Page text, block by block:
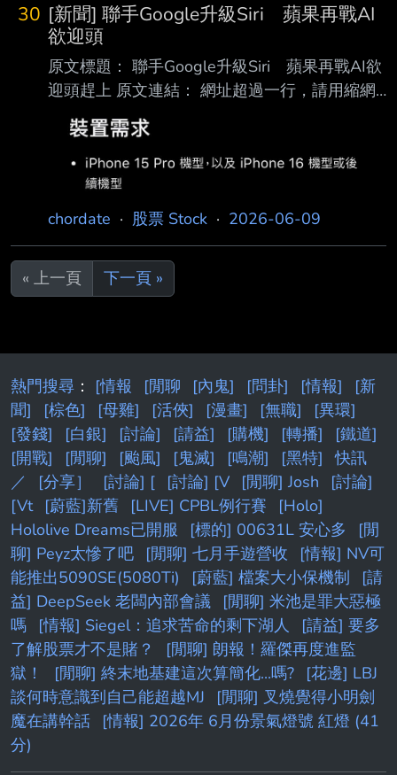
30 [新聞] 聯手Google升級Siri 蘋果再戰AI
欲迎頭
原文標題： 聯手Google升級Siri 蘋果再戰AI欲
迎頭趕上 原文連結： 網址超過一行，請用縮網
址，連結不能點擊者板規 1-2-2 處分。
https://www.cna.com.tw/news/ait/2026060900
25.aspx 發布時間： 請勿張貼超過3天新聞
2026/6/9 08:50（6/9 13:02 更新） 記者署名：
（中央社舊金山8日綜合外電報導）蘋果公司
（Apple）今天公布iPhone的人工智慧（AI） 全
面翻新計畫，在公司首次嘗試受挫兩年後，轉
向。 法新社報導，這場發表
chordate · 股票 Stock · 2026-06-09
« 上一頁 下一頁 »
熱門搜尋 ： [情報 [閒聊 [內鬼] [問卦] [情報]
[新
聞]
[棕色] [母雞] [活俠] [漫畫] [無職]
[異環]
[發錢]
[白銀] [討論] [請益] [購機] [轉播]
[鐵道]
[開戰]
[閒聊] [颱風] [鬼滅] [鳴潮] [黑特]
快訊
／
[分享］ [討論] [ [討論] [V [閒聊] Josh
[討論]
[Vt
[蔚藍]新舊 [LIVE] CPBL例行賽
[Holo]
Hololive Dreams已開服
[標的] 00631L 安心多
[閒
聊] Peyz太慘了吧
[閒聊] 七月手遊營收
[情報] NV可
能推出5090SE(5080Ti)
[蔚藍] 檔案大小保機制
[請
益] DeepSeek 老闆內部會議
[閒聊] 米池是罪大惡極
嗎
[情報] Siegel：追求苦命的剩下湖人
[請益] 要多
了解股票才不是賭？
[閒聊] 朗報！羅傑再度進監
獄！
[閒聊] 終末地基建這次算簡化...嗎?
[花邊] LBJ
談何時意識到自己能超越MJ
[閒聊] 叉燒覺得小明劍
魔在講幹話
[情報] 2026年 6月份景氣燈號 紅燈 (41
分)